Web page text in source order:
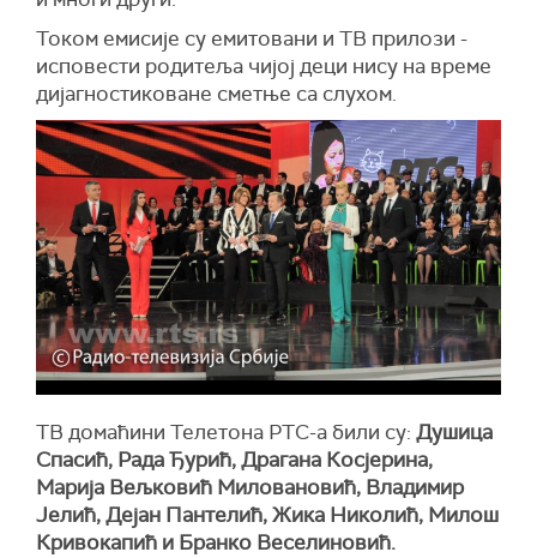
Током емисије су емитовани и ТВ прилози -
исповести родитеља чијој деци нису на време
дијагностиковане сметње са слухом.
ТВ домаћини Телетона РТС-а били су: Душица
Спасић, Рада Ђурић, Драгана Косјерина,
Марија Вељковић Миловановић, Владимир
Јелић, Дејан Пантелић, Жика Николић, Милош
Кривокапић и Бранко Веселиновић.